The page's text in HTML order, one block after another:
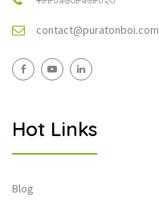
contact@puratonboi.com
Hot Links
Blog